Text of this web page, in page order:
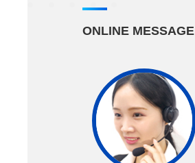
ONLINE MESSAGE